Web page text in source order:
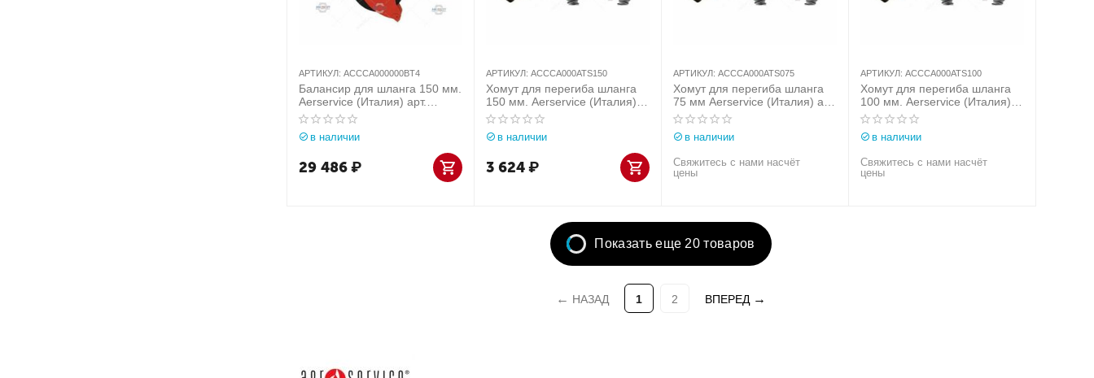
АРТИКУЛ: ACCCA000000BT4
Балансир для шланга 150 мм.
Aerservice (Италия) арт.
ACCCA000000BT4
в наличии
29 486₽
АРТИКУЛ: ACCCA000ATS150
Хомут для перегиба шланга
150 мм. Aerservice (Италия)
арт. ACCCA000ATS150
в наличии
3 624₽
АРТИКУЛ: ACCCA000ATS075
Хомут для перегиба шланга
75 мм Aerservice (Италия) арт.
ACCCA000ATS075
в наличии
Свяжитесь с нами насчёт
цены
АРТИКУЛ: ACCCA000ATS100
Хомут для перегиба шланга
100 мм. Aerservice (Италия)
арт. ACCCA000ATS100
в наличии
Свяжитесь с нами насчёт
цены
Показать еще 20 товаров
НАЗАД 1 2 ВПЕРЕД